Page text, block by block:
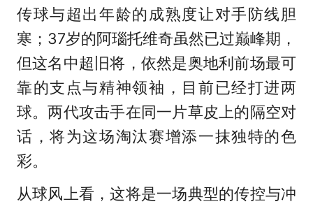
传球与超出年龄的成熟度让对手防线胆
寒；37岁的阿瑙托维奇虽然已过巅峰期，
但这名中超旧将，依然是奥地利前场最可
靠的支点与精神领袖，目前已经打进两
球。两代攻击手在同一片草皮上的隔空对
话，将为这场淘汰赛增添一抹独特的色
彩。
从球风上看，这将是一场典型的传控与冲